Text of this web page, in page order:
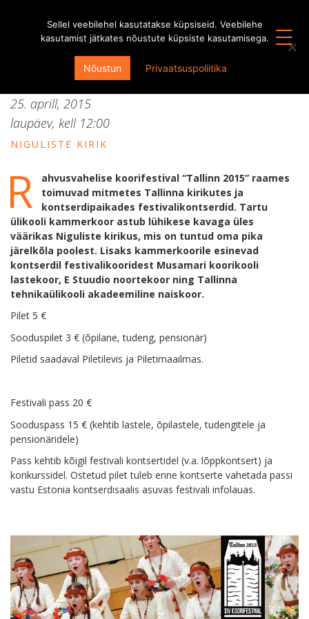
Kontsert XIV rahvusvahelisel
koorifestivalil “Tallinn 2015”
25. aprill, 2015
laupäev, kell 12:00
NIGULISTE KIRIK
R
ahvusvahelise koorifestival “Tallinn 2015” raames
toimuvad mitmetes Tallinna kirikutes ja
kontserdipaikades festivalikontserdid. Tartu
ülikooli kammerkoor astub lühikese kavaga üles
väärikas Niguliste kirikus, mis on tuntud oma pika
järelkõla poolest. Lisaks kammerkoorile esinevad
kontserdil festivalikooridest Musamari koorikooli
lastekoor, E Stuudio noortekoor ning Tallinna
tehnikaülikooli akadeemiline naiskoor.
Pilet 5 €
Sooduspilet 3 € (õpilane, tudeng, pensionär)
Piletid saadaval Piletilevis ja Piletimaailmas.
Festivali pass 20 €
Sooduspass 15 € (kehtib lastele, õpilastele, tudengitele ja
pensionäridele)
Pass kehtib kõigil festivali kontsertidel (v.a. lõppkontsert) ja
konkurssidel. Ostetud pilet tuleb enne kontserte vahetada passi
vastu Estonia kontserdisaalis asuvas festivali infolauas.
Sellel veebilehel kasutatakse küpsiseid. Veebilehe
kasutamist jätkates nõustute küpsiste kasutamisega.
Nõustun Privaatsuspoliitika